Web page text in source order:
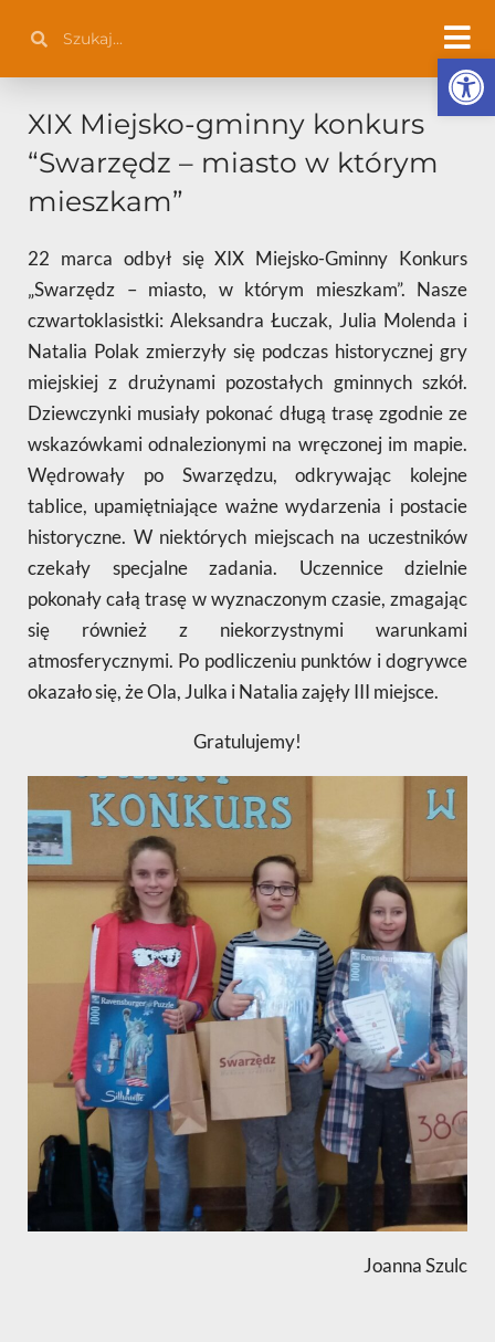
treści
XIX Miejsko-gminny konkurs
“Swarzędz – miasto w którym
mieszkam”
22 marca odbył się XIX Miejsko-Gminny Konkurs
„Swarzędz – miasto, w którym mieszkam”. Nasze
czwartoklasistki: Aleksandra Łuczak, Julia Molenda i
Natalia Polak zmierzyły się podczas historycznej gry
miejskiej z drużynami pozostałych gminnych szkół.
Dziewczynki musiały pokonać długą trasę zgodnie ze
wskazówkami odnalezionymi na wręczonej im mapie.
Wędrowały po Swarzędzu, odkrywając kolejne
tablice, upamiętniające ważne wydarzenia i postacie
historyczne. W niektórych miejscach na uczestników
czekały specjalne zadania. Uczennice dzielnie
pokonały całą trasę w wyznaczonym czasie, zmagając
się również z niekorzystnymi warunkami
atmosferycznymi. Po podliczeniu punktów i dogrywce
okazało się, że Ola, Julka i Natalia zajęły III miejsce.
Gratulujemy!
Joanna Szulc